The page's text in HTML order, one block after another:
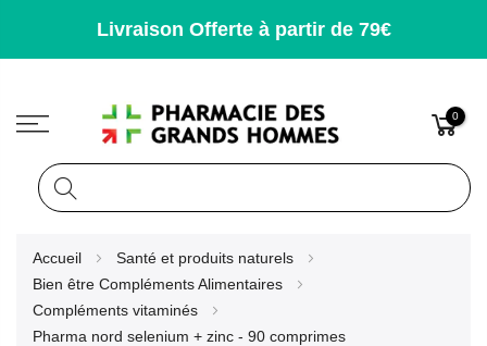
Livraison Offerte à partir de 79€
0
Accueil
Santé et produits naturels
Bien être Compléments Alimentaires
Compléments vitaminés
Pharma nord selenium + zinc - 90 comprimes